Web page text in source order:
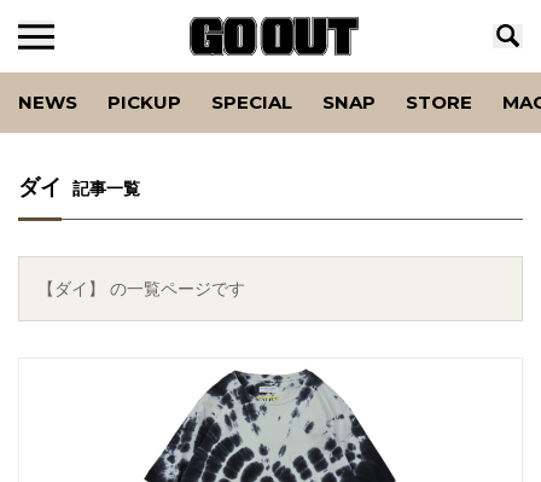
NEWS PICKUP SPECIAL SNAP STORE
ダイ 記事一覧
【ダイ】 の一覧ページです